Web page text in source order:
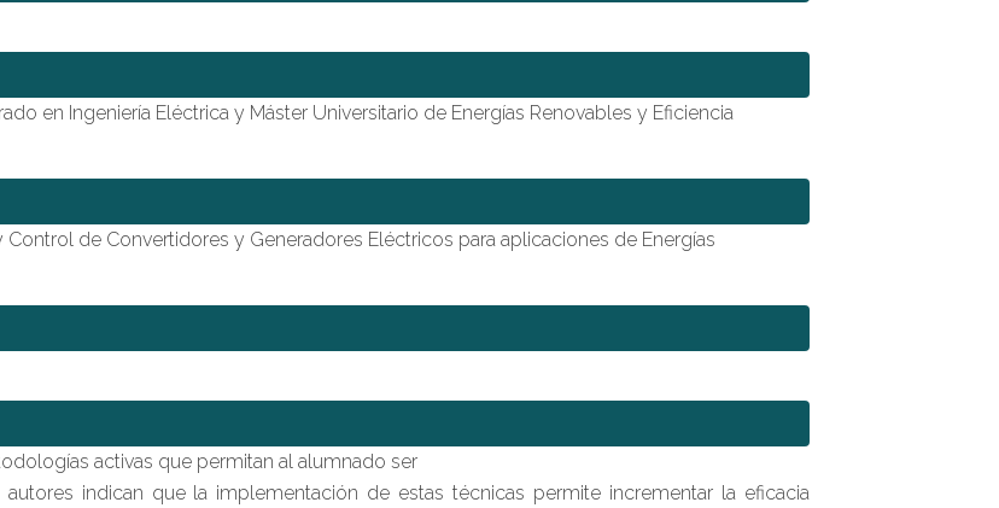
en Ingeniería Eléctrica y Máster Universitario de Energías Renovables y Eficiencia
de Convertidores y Generadores Eléctricos para aplicaciones de Energías
activas que permitan al alumnado ser
indican que la implementación de estas técnicas permite incrementar la eficacia